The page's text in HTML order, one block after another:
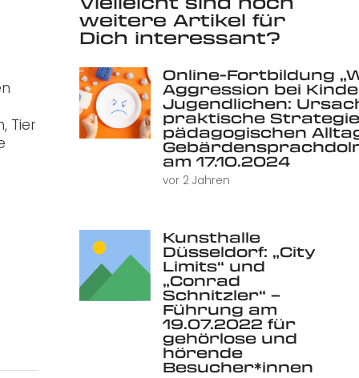
Tier
weitere Artikel für
Dich interessant?
Online-Fortbildung
Aggression bei
Jugendlichen:
praktische
pädagogischen
am 17.10.2024
vor 2 Jahren
Kunsthalle
Düsseldorf: „City
Limits“ und
„Conrad
Schnitzler“ –
Führung am
19.07.2022 für
gehörlose und
hörende
Besucher*innen